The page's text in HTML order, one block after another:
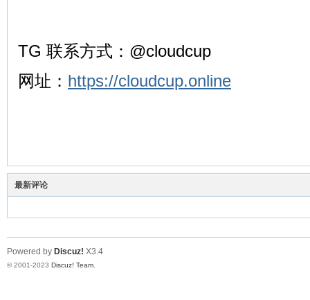
TG 联系方式：@cloudcup
网址： https://cloudcup.online
最新评论
Powered by Discuz! X3.4
© 2001-2023 Discuz! Team